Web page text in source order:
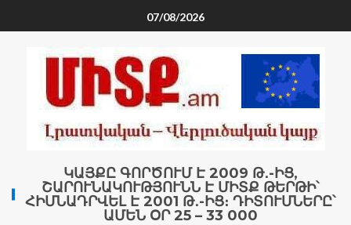
07/08/2026
ԿԱՅՔԸ ԳՈՐԾՈՒՄ Է 2009 Թ․-ԻՑ,
ՇԱՐՈՒՆԱԿՈՒԹՅՈՒՆՆ Է ՄԻՏՔ ԹԵՐԹԻ՝
ՀԻՄՆԱԴՐՎԵԼ Է 2001 Թ․-ԻՑ։ ԴԻՏՈՒՄՆԵՐԸ՝
ԱՄԵՆ ՕՐ 25 – 33 000